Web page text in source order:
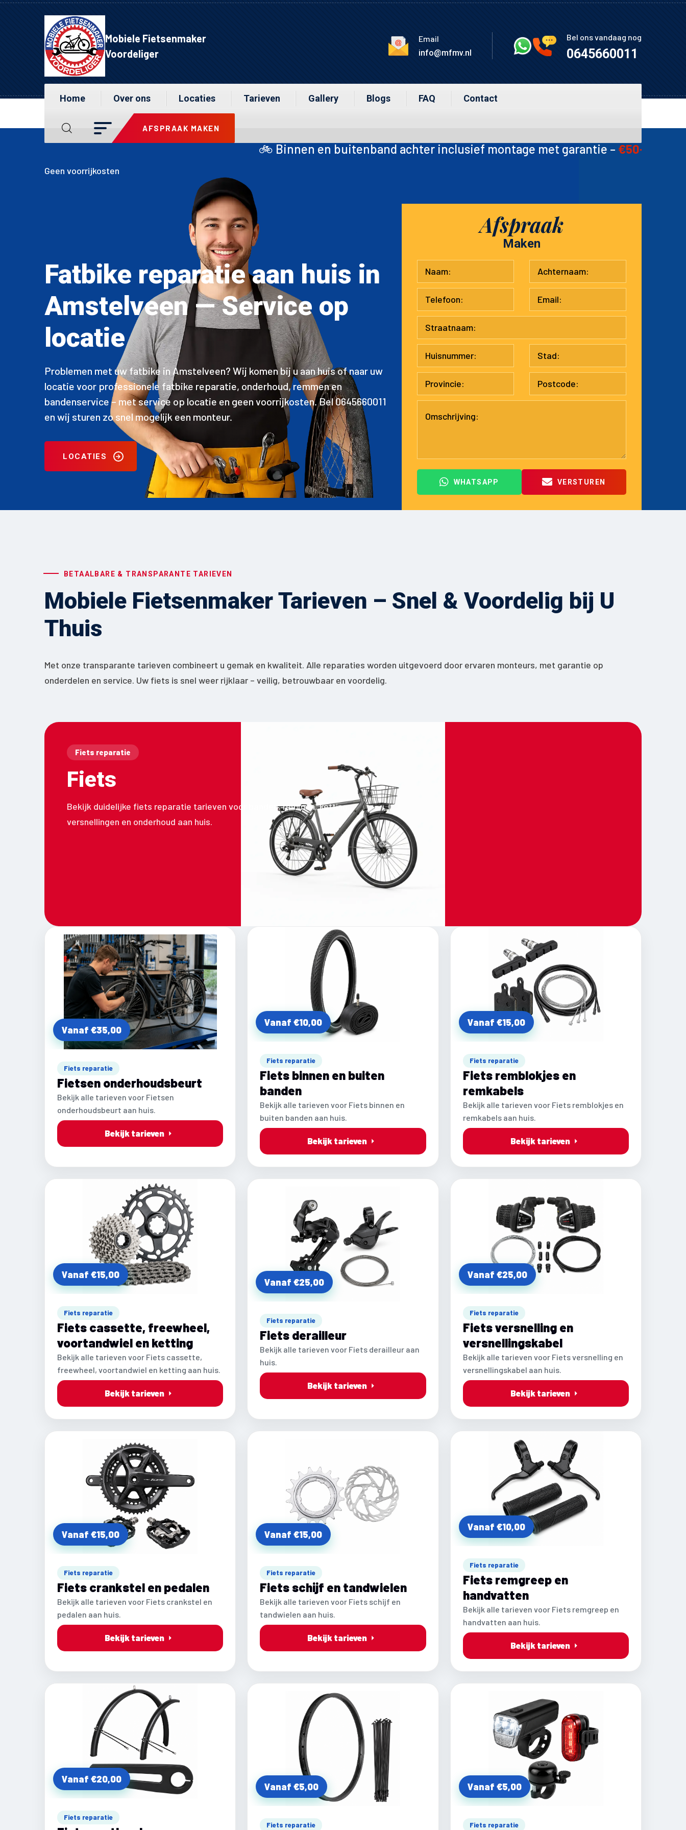
Mobiele Fietsenmaker
Voordeliger
Email
info@mfmv.nl
Bel ons vandaag nog
0645660011
Home Over ons Locaties Tarieven Gallery Blogs FAQ Contact
AFSPRAAK MAKEN
🚲 Binnen en buitenband achter inclusief montage met garantie –€50-60🛠️ Ketting –€15
Geen voorrijkosten
Fatbike reparatie aan huis in
Amstelveen — Service op
locatie
Problemen met uw fatbike in Amstelveen? Wij komen bij u aan huis of naar uw
locatie voor professionele fatbike reparatie, onderhoud, remmen en
bandenservice – met service op locatie en geen voorrijkosten. Bel 0645660011
en wij sturen zo snel mogelijk een monteur.
LOCATIES
Afspraak
Maken
WHATSAPP VERSTUREN
BETAALBARE & TRANSPARANTE TARIEVEN
Mobiele Fietsenmaker Tarieven – Snel & Voordelig bij U
Thuis
Met onze transparante tarieven combineert u gemak en kwaliteit. Alle reparaties worden uitgevoerd door ervaren monteurs, met garantie op
onderdelen en service. Uw fiets is snel weer rijklaar – veilig, betrouwbaar en voordelig.
Fiets reparatie
Fiets
Bekijk duidelijke fiets reparatie tarieven voor banden, remmen, ketting,
versnellingen en onderhoud aan huis.
Vanaf €35,00
Fiets reparatie
Fietsen onderhoudsbeurt
Bekijk alle tarieven voor Fietsen
onderhoudsbeurt aan huis.
Bekijk tarieven
Vanaf €10,00
Fiets reparatie
Fiets binnen en buiten
banden
Bekijk alle tarieven voor Fiets binnen en
buiten banden aan huis.
Bekijk tarieven
Vanaf €15,00
Fiets reparatie
Fiets remblokjes en
remkabels
Bekijk alle tarieven voor Fiets remblokjes en
remkabels aan huis.
Bekijk tarieven
Vanaf €15,00
Fiets reparatie
Fiets cassette, freewheel,
voortandwiel en ketting
Bekijk alle tarieven voor Fiets cassette,
freewheel, voortandwiel en ketting aan huis.
Bekijk tarieven
Vanaf €25,00
Fiets reparatie
Fiets derailleur
Bekijk alle tarieven voor Fiets derailleur aan
huis.
Bekijk tarieven
Vanaf €25,00
Fiets reparatie
Fiets versnelling en
versnellingskabel
Bekijk alle tarieven voor Fiets versnelling en
versnellingskabel aan huis.
Bekijk tarieven
Vanaf €15,00
Fiets reparatie
Fiets crankstel en pedalen
Bekijk alle tarieven voor Fiets crankstel en
pedalen aan huis.
Bekijk tarieven
Vanaf €15,00
Fiets reparatie
Fiets schijf en tandwielen
Bekijk alle tarieven voor Fiets schijf en
tandwielen aan huis.
Bekijk tarieven
Vanaf €10,00
Fiets reparatie
Fiets remgreep en
handvatten
Bekijk alle tarieven voor Fiets remgreep en
handvatten aan huis.
Bekijk tarieven
Vanaf €20,00
Fiets reparatie
Vanaf €5,00
Fiets reparatie
Vanaf €5,00
Fiets reparatie